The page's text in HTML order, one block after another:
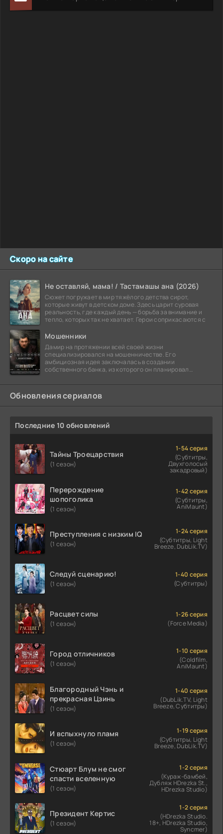
Скоро на сайте
Не оставляй, мама! / Тастамашы ана (2026)
Сюжет погружает в мир тяжёлого детства сирот,
которые живут в детском доме. Здесь царит суровая
реальность, где каждый день — борьба за внимание и
тепло, которых так не хватает. Герои соприкасаются с
Мошенники
Дамир на протяжении всей своей жизни
специализировался на мошенничестве. Его
амбициозная идея заключалась в создании
собственного банка, из которого он планировал
Обновления сериалов
Последние 10 обновлений
Тайны Троецарствия
(1 сезон)
1-54 серия
(Субтитры,
Двухголосый
закадровый)
Перерождение
шопоголика
(1 сезон)
1-42 серия
(Субтитры,
AniMaunt)
Преступления с низким IQ
(1 сезон)
1-24 серия
(Субтитры, Light
Breeze, DubLik.TV)
Следуй сценарию!
(1 сезон)
1-40 серия
(Субтитры)
Расцвет силы
(1 сезон)
1-26 серия
(Force Media)
Город отличников
(1 сезон)
1-10 серия
(Coldfilm,
AniMaunt)
Благородный Чэнь и
прекрасная Цзинь
(1 сезон)
1-40 серия
(DubLik.TV, Light
Breeze, Субтитры)
И вспыхнуло пламя
(1 сезон)
1-19 серия
(Субтитры, Light
Breeze, DubLik.TV)
Стюарт Блум не смог
спасти вселенную
(1 сезон)
1-2 серия
(Кураж-бамбей,
Дубляж HDrezka St.,
HDrezka Studio)
Президент Кертис
(1 сезон)
1-2 серия
(HDrezka Studio.
18+, HDrezka Studio,
Syncmer)